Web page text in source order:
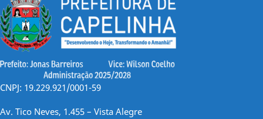
CNPJ: 19.229.921/0001-59
Av. Tico Neves, 1.455 – Vista Alegre